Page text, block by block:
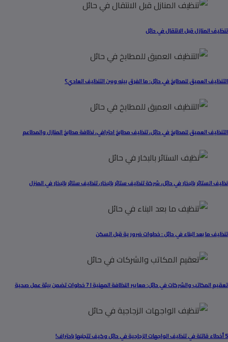
تنظيف المنازل قبل الانتقال في حائل
التنظيف العميق للمطابخ في حائل: ما الفرق بينه وبين التنظيف العادي؟
التنظيف العميق للمطابخ في حائل، تنظيف مطابخ احترافي، نظافة مطابخ المنازل والمطاعم
نظيف الستائر بالبخار في حائل، شركة تنظيف ستائر بالبخار، تنظيف ستائر بالبخار في المنزل
تنظيف ما بعد البناء في حائل : خطوات ضرورية قبل السكن
تعقيم المكاتب والشركات في حائل: معايير النظافة المهنية | 7 خطوات تضمن بيئة عمل صحية
5 أخطاء قاتلة في تنظيف الواجهات الزجاجية في حائل وكيف تتجنبها باحتراف!